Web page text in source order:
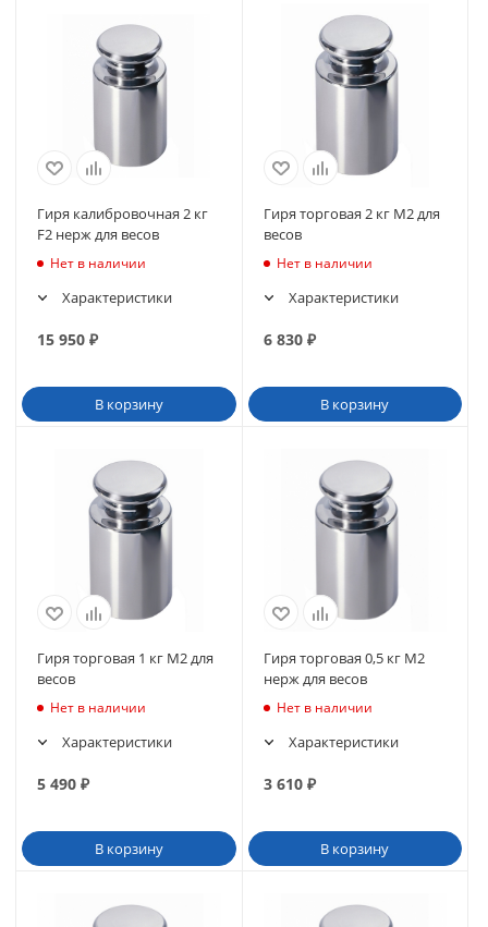
Гиря калибровочная 2 кг
F2 нерж для весов
Нет в наличии
Характеристики
15 950 ₽
В корзину
Гиря торговая 2 кг M2 для
весов
Нет в наличии
Характеристики
6 830₽
В корзину
Гиря торговая 1 кг M2 для
весов
Нет в наличии
Характеристики
5 490 ₽
В корзину
Гиря торговая 0,5 кг M2
нерж для весов
Нет в наличии
Характеристики
3 610₽
В корзину